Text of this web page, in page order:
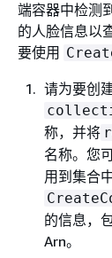
端容器中检测
的人脸信息以
要使用
请为要创
称，并将
名称。您
用到集合
的信息，
Arn。